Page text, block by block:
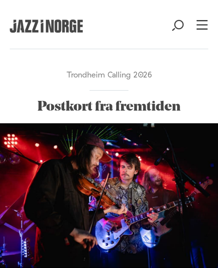
Trondheim Calling 2026
Postkort fra fremtiden